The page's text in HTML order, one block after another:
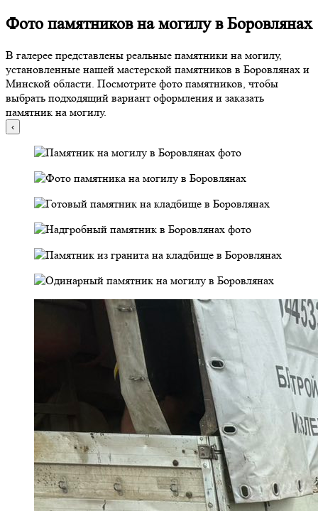
Фото памятников на могилу в Боровлянах
В галерее представлены реальные памятники на могилу,
установленные нашей мастерской памятников в Боровлянах и
Минской области. Посмотрите фото памятников, чтобы
выбрать подходящий вариант оформления и заказать
памятник на могилу.
‹